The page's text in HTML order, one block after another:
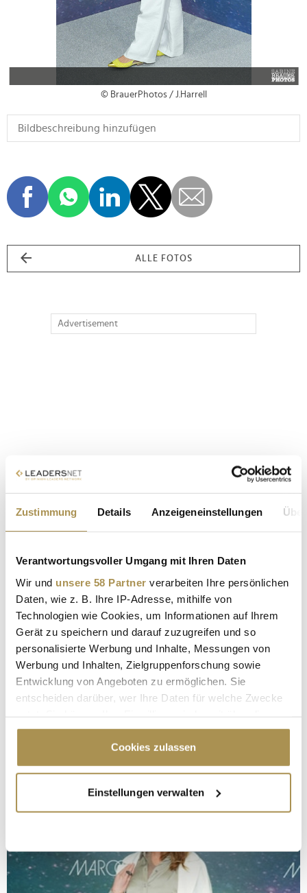
Zustimmung Details Anzeigeneinstellungen
Verantwortungsvoller Umgang mit Ihren Daten
Wir und unsere 58 Partner verarbeiten Ihre persönlichen
Daten, wie z. B. Ihre IP-Adresse, mithilfe von
Technologien wie Cookies, um Informationen auf Ihrem
Gerät zu speichern und darauf zuzugreifen und so
personalisierte Werbung und Inhalte, Messungen von
Werbung und Inhalten, Zielgruppenforschung sowie
Entwicklung von Angeboten zu ermöglichen. Sie
entscheiden darüber, wer Ihre Daten für welche Zwecke
Cookie-Erklärung oder durch Klicken auf das Privacy
Trigger Symbol ändern oder widerrufen
Informationen über Ihre geografische Lage
erfassen, welche bis auf einige Meter genau sein
bestimmten Merkmalen (Fingerprinting) identifizieren
Erfahren Sie mehr darüber, wie Ihre persönlichen Daten
Cookies zulassen
Einstellungen verwalten
© BrauerPhotos / J.Harrell
ALLE FOTOS
Advertisement